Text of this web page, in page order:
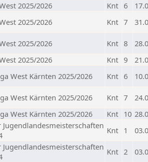
2025/2026 Knt 6
2025/2026 Knt 7
2025/2026 Knt 8
2025/2026 Knt 9
West Kärnten 2025/2026 Knt 6
West Kärnten 2025/2026 Knt 7
West Kärnten 2025/2026 Knt 10
Jugendlandesmeisterschaften Knt 1
Jugendlandesmeisterschaften Knt 2